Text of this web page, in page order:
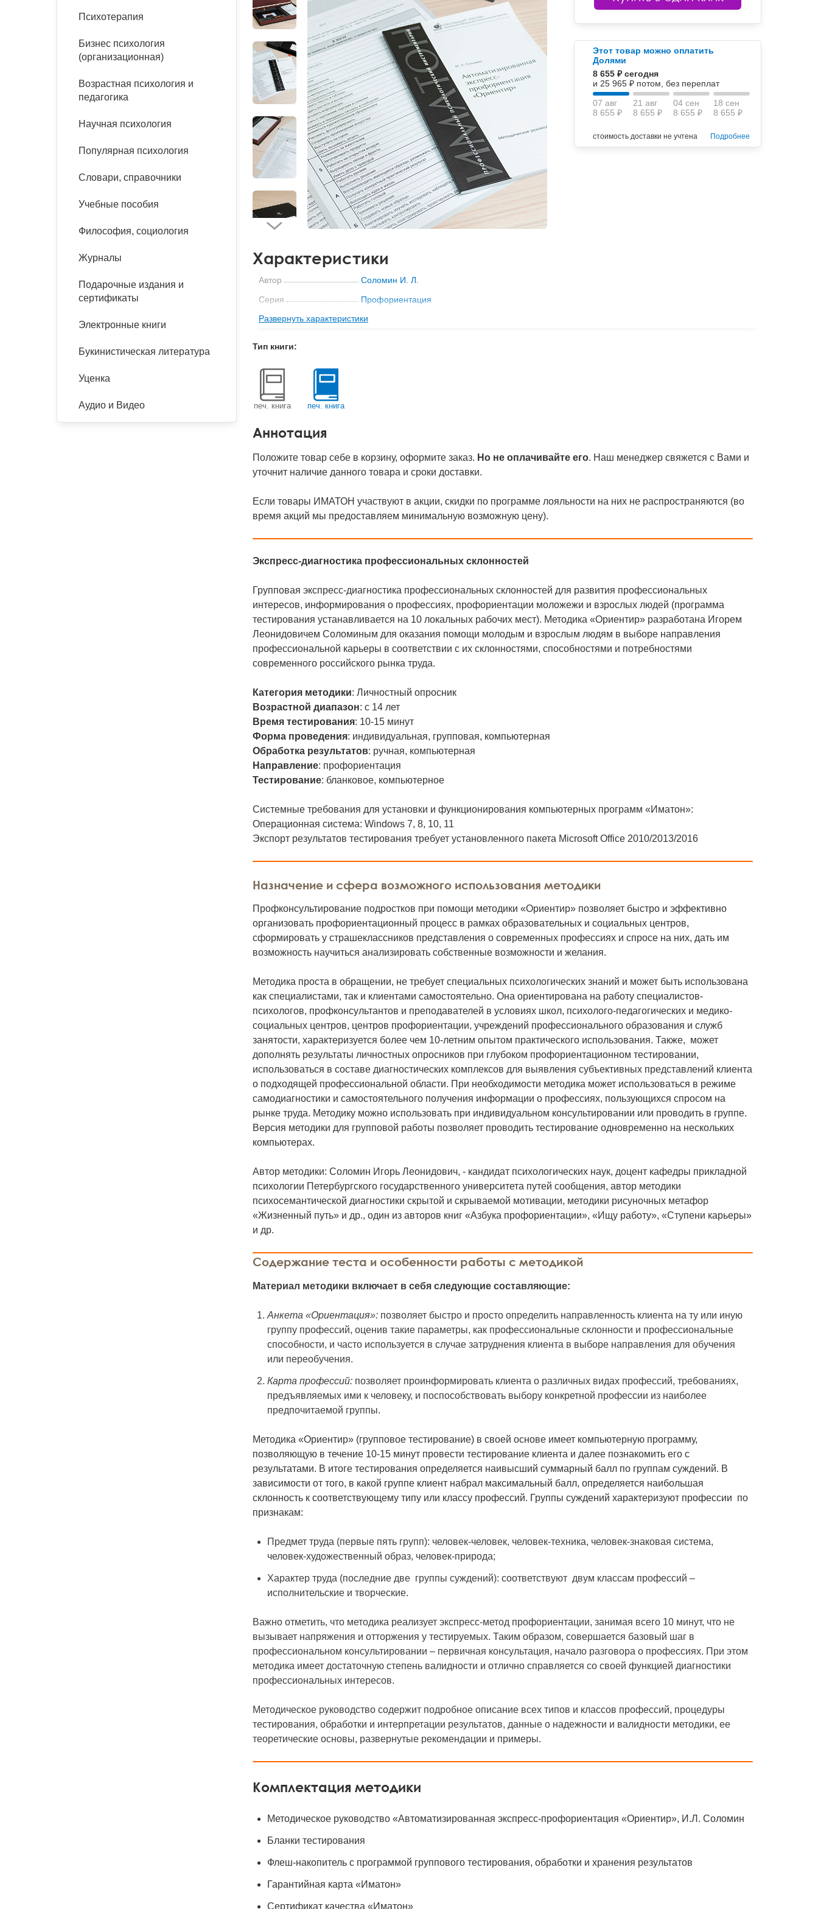
Расстройства пищевого
Тревожные расстройства,
Песочная терапия
Психодрама
Сказкотерапия
Другие направления
психотерапии
Классический, эриксоновский
Психология труда и
Психофизиология
Социальная психология
Социальная и
Учебная литература
Классический и юнгианский
Этот товар можно оплатить
Долями
8 655 ₽ сегодня
и 25 965 ₽ потом, без переплат
07 авг
8 655 ₽
21 авг
8 655 ₽
04 сен
8 655 ₽
18 сен
8 655 ₽
стоимость доставки не учтена Подробнее
Характеристики
Автор
Соломин И. Л.
Серия
Профориентация
Издательство
Иматон
Развернуть характеристики
Тип книги:
печ. книга печ. книга
Аннотация
Положите товар себе в корзину, оформите заказ. Но не оплачивайте его. Наш менеджер свяжется с Вами и
уточнит наличие данного товара и сроки доставки.
Если товары ИМАТОН участвуют в акции, скидки по программе лояльности на них не распространяются (во
время акций мы предоставляем минимальную возможную цену).
Экспресс-диагностика профессиональных склонностей
Групповая экспресс-диагностика профессиональных склонностей для развития профессиональных
интересов, информирования о профессиях, профориентации моложежи и взрослых людей (программа
тестирования устанавливается на 10 локальных рабочих мест). Методика «Ориентир» разработана Игорем
Леонидовичем Соломиным для оказания помощи молодым и взрослым людям в выборе направления
профессиональной карьеры в соответствии с их склонностями, способностями и потребностями
современного российского рынка труда.
Категория методики: Личностный опросник
Возрастной диапазон: с 14 лет
Время тестирования: 10-15 минут
Форма проведения: индивидуальная, групповая, компьютерная
Обработка результатов: ручная, компьютерная
Направление: профориентация
Тестирование: бланковое, компьютерное
Системные требования для установки и функционирования компьютерных программ «Иматон»:
Операционная система: Windows 7, 8, 10, 11
Экспорт результатов тестирования требует установленного пакета Microsoft Office 2010/2013/2016
Назначение и сфера возможного использования методики
Профконсультирование подростков при помощи методики «Ориентир» позволяет быстро и эффективно
организовать профориентационный процесс в рамках образовательных и социальных центров,
сформировать у страшеклассников представления о современных профессиях и спросе на них, дать им
возможность научиться анализировать собственные возможности и желания.
Методика проста в обращении, не требует специальных психологических знаний и может быть использована
как специалистами, так и клиентами самостоятельно. Она ориентирована на работу специалистов-
психологов, профконсультантов и преподавателей в условиях школ, психолого-педагогических и медико-
социальных центров, центров профориентации, учреждений профессионального образования и служб
занятости, характеризуется более чем 10-летним опытом практического использования. Также, может
дополнять результаты личностных опросников при глубоком профориентационном тестировании,
использоваться в составе диагностических комплексов для выявления субъективных представлений клиента
о подходящей профессиональной области. При необходимости методика может использоваться в режиме
самодиагностики и самостоятельного получения информации о профессиях, пользующихся спросом на
рынке труда. Методику можно использовать при индивидуальном консультировании или проводить в группе.
Версия методики для групповой работы позволяет проводить тестирование одновременно на нескольких
компьютерах.
Автор методики: Соломин Игорь Леонидович, - кандидат психологических наук, доцент кафедры прикладной
психологии Петербургского государственного университета путей сообщения, автор методики
психосемантической диагностики скрытой и скрываемой мотивации, методики рисуночных метафор
«Жизненный путь» и др., один из авторов книг «Азбука профориентации», «Ищу работу», «Ступени карьеры»
и др.
Содержание теста и особенности работы с методикой
Материал методики включает в себя следующие составляющие:
Анкета «Ориентация»: позволяет быстро и просто определить направленность клиента на ту или иную
группу профессий, оценив такие параметры, как профессиональные склонности и профессиональные
способности, и часто используется в случае затруднения клиента в выборе направления для обучения
или переобучения.
Карта профессий: позволяет проинформировать клиента о различных видах профессий, требованиях,
предъявляемых ими к человеку, и поспособствовать выбору конкретной профессии из наиболее
предпочитаемой группы.
Методика «Ориентир» (групповое тестирование) в своей основе имеет компьютерную программу,
позволяющую в течение 10-15 минут провести тестирование клиента и далее познакомить его с
результатами. В итоге тестирования определяется наивысший суммарный балл по группам суждений. В
зависимости от того, в какой группе клиент набрал максимальный балл, определяется наибольшая
склонность к соответствующему типу или классу профессий. Группы суждений характеризуют профессии по
признакам:
Предмет труда (первые пять групп): человек-человек, человек-техника, человек-знаковая система,
человек-художественный образ, человек-природа;
Характер труда (последние две группы суждений): соответствуют двум классам профессий –
исполнительские и творческие.
Важно отметить, что методика реализует экспресс-метод профориентации, занимая всего 10 минут, что не
вызывает напряжения и отторжения у тестируемых. Таким образом, совершается базовый шаг в
профессиональном консультировании – первичная консультация, начало разговора о профессиях. При этом
методика имеет достаточную степень валидности и отлично справляется со своей функцией диагностики
профессиональных интересов.
Методическое руководство содержит подробное описание всех типов и классов профессий, процедуры
тестирования, обработки и интерпретации результатов, данные о надежности и валидности методики, ее
теоретические основы, развернутые рекомендации и примеры.
Комплектация методики
Методическое руководство «Автоматизированная экспресс-профориентация «Ориентир», И.Л. Соломин
Бланки тестирования
Флеш-накопитель с программой группового тестирования, обработки и хранения результатов
Гарантийная карта «Иматон»
Сертификат качества «Иматон»
Психотерапия
Бизнес психология
(организационная)
Возрастная психология и
педагогика
Научная психология
Популярная психология
Словари, справочники
Учебные пособия
Философия, социология
Журналы
Подарочные издания и
сертификаты
Электронные книги
Букинистическая литература
Уценка
Аудио и Видео